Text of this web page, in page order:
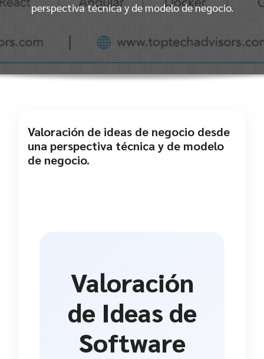
perspectiva técnica y de modelo de negocio.
Valoración de ideas de negocio desde
una perspectiva técnica y de modelo
de negocio.
Valoración
de Ideas de
Software